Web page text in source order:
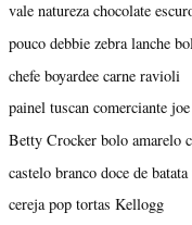
vale natureza chocolate
pouco debbie zebra lanche
chefe boyardee carne ravioli
painel tuscan comerciante joe
Betty Crocker bolo amarelo
castelo branco doce de
cereja pop tortas Kellogg